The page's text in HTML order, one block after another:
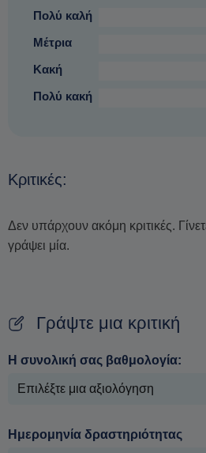
Πολύ καλή
Μέτρια
Κακή
Πολύ κακή
Κριτικές:
Δεν υπάρχουν ακόμη κριτικές.
γράψει μία.
Γράψτε μια κριτική
Η συνολική σας βαθμολογία:
Ημερομηνία δραστηριότητας